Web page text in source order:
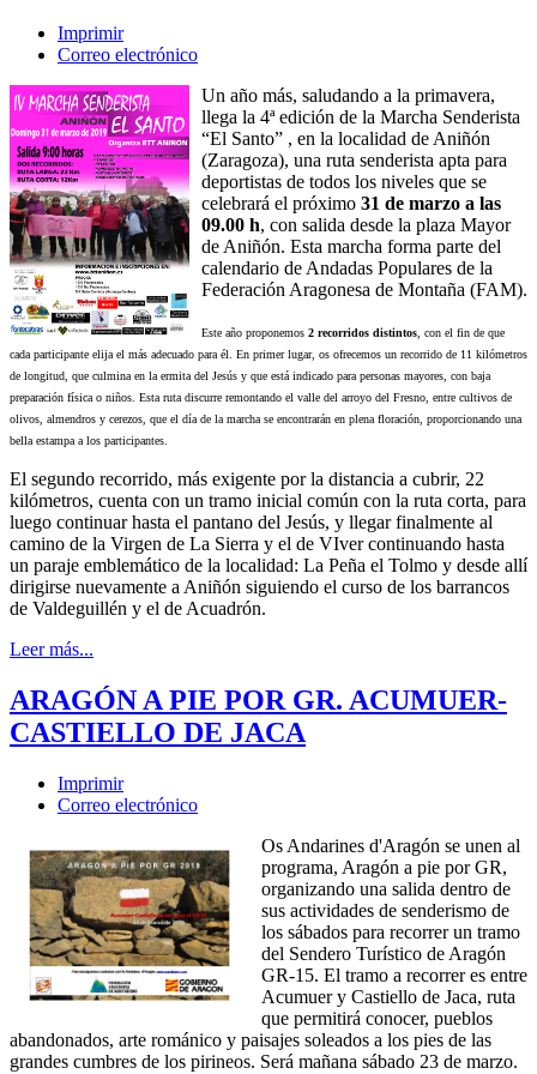
Imprimir
Correo electrónico
Un año más, saludando a la primavera,
llega la 4ª edición de la Marcha Senderista
“El Santo” , en la localidad de Aniñón
(Zaragoza), una ruta senderista apta para
deportistas de todos los niveles que se
celebrará el próximo 31 de marzo a las
09.00 h, con salida desde la plaza Mayor
de Aniñón. Esta marcha forma parte del
calendario de Andadas Populares de la
Federación Aragonesa de Montaña (FAM).
Este año proponemos 2 recorridos distintos, con el fin de que
cada participante elija el más adecuado para él. En primer lugar, os ofrecemos un recorrido de 11 kilómetros
de longitud, que culmina en la ermita del Jesús y que está indicado para personas mayores, con baja
preparación física o niños. Esta ruta discurre remontando el valle del arroyo del Fresno, entre cultivos de
olivos, almendros y cerezos, que el día de la marcha se encontrarán en plena floración, proporcionando una
bella estampa a los participantes.
El segundo recorrido, más exigente por la distancia a cubrir, 22
kilómetros, cuenta con un tramo inicial común con la ruta corta, para
luego continuar hasta el pantano del Jesús, y llegar finalmente al
camino de la Virgen de La Sierra y el de VIver continuando hasta
un paraje emblemático de la localidad: La Peña el Tolmo y desde allí
dirigirse nuevamente a Aniñón siguiendo el curso de los barrancos
de Valdeguillén y el de Acuadrón.
Leer más...
ARAGÓN A PIE POR GR. ACUMUER-
CASTIELLO DE JACA
Imprimir
Correo electrónico
Os Andarines d'Aragón se unen al
programa, Aragón a pie por GR,
organizando una salida dentro de
sus actividades de senderismo de
los sábados para recorrer un tramo
del Sendero Turístico de Aragón
GR-15. El tramo a recorrer es entre
Acumuer y Castiello de Jaca, ruta
que permitirá conocer, pueblos
abandonados, arte románico y paisajes soleados a los pies de las
grandes cumbres de los pirineos. Será mañana sábado 23 de marzo.